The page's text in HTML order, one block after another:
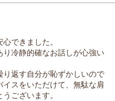
できました。
冷静的確なお話しが心強い
返す自分が恥ずかしいので
スをいただけて、無駄な肩
ございます。